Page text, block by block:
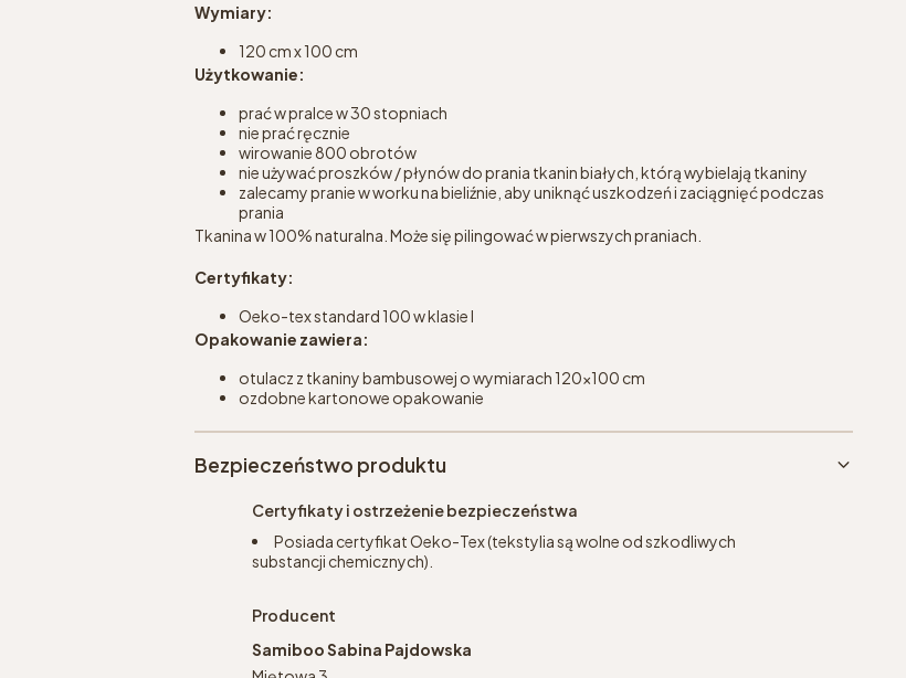
Wymiary:
120 cm x 100 cm
Użytkowanie:
prać w pralce w 30 stopniach
nie prać ręcznie
wirowanie 800 obrotów
nie używać proszków / płynów do prania tkanin białych, którą wybielają tkaniny
zalecamy pranie w worku na bieliźnie, aby uniknąć uszkodzeń i zaciągnięć podczas
prania
Tkanina w 100% naturalna. Może się pilingować w pierwszych praniach.
Certyfikaty:
Oeko-tex standard 100 w klasie I
Opakowanie zawiera:
otulacz z tkaniny bambusowej o wymiarach 120x100 cm
ozdobne kartonowe opakowanie
Bezpieczeństwo produktu
Certyfikaty i ostrzeżenie bezpieczeństwa
Posiada certyfikat Oeko-Tex (tekstylia są wolne od szkodliwych
substancji chemicznych).
Producent
Samiboo Sabina Pajdowska